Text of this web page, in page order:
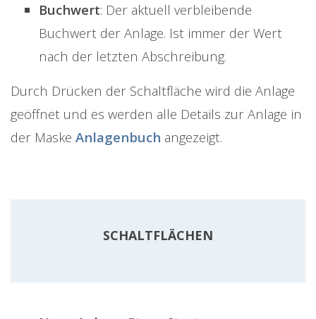
Buchwert: Der aktuell verbleibende
Buchwert der Anlage. Ist immer der Wert
nach der letzten Abschreibung.
Durch Drücken der Schaltfläche wird die Anlage
geöffnet und es werden alle Details zur Anlage in
der Maske Anlagenbuch angezeigt.
SCHALTFLÄCHEN